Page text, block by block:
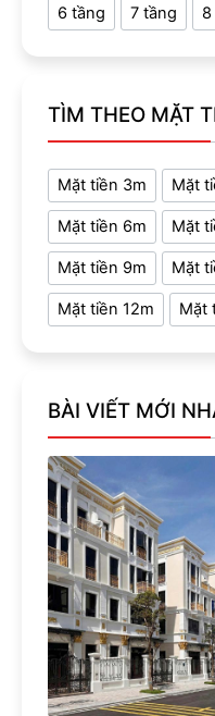
6 tầng 7 tầng
TÌM THEO MẶT
Mặt tiền 3m Mặt
Mặt tiền 6m Mặt
Mặt tiền 9m Mặt
Mặt tiền 12m Mặt
BÀI VIẾT MỚI